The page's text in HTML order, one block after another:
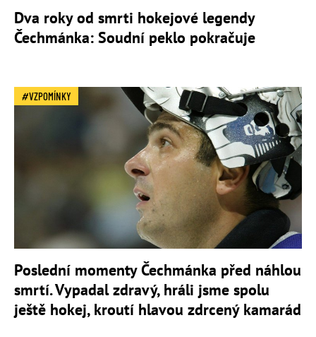
Dva roky od smrti hokejové legendy
Čechmánka: Soudní peklo pokračuje
VZPOMÍNKY
Poslední momenty Čechmánka před náhlou
smrtí. Vypadal zdravý, hráli jsme spolu
ještě hokej, kroutí hlavou zdrcený kamarád